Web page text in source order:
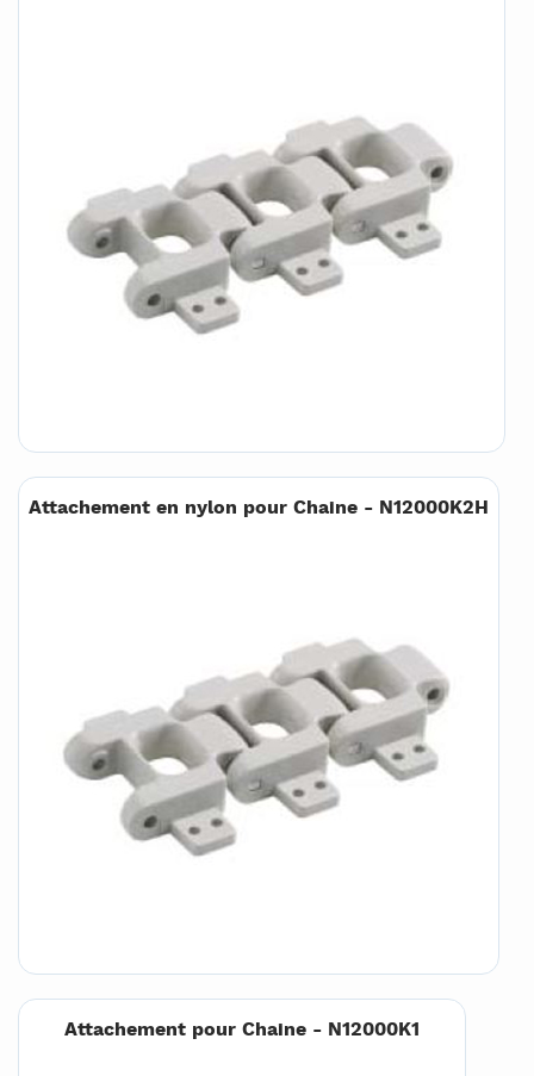
Attachement en nylon pour Chaine - N12000K2H
Attachement pour Chaine - N12000K1